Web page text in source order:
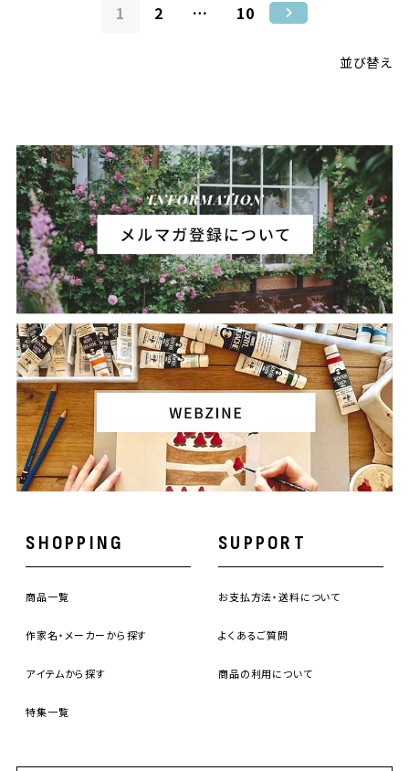
並び替え
1 2 … 10
SHOPPING
商品一覧
作家名・メーカーから探す
アイテムから探す
特集一覧
SUPPORT
お支払方法・送料について
よくあるご質問
商品の利用について